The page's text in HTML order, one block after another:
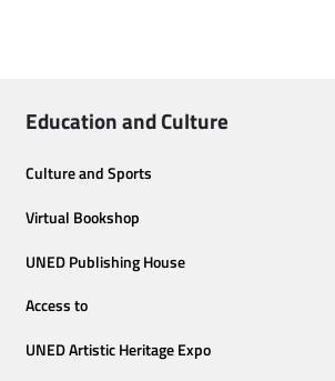
Education and Culture
Culture and Sports
Virtual Bookshop
UNED Publishing House
Access to
UNED Artistic Heritage Expo